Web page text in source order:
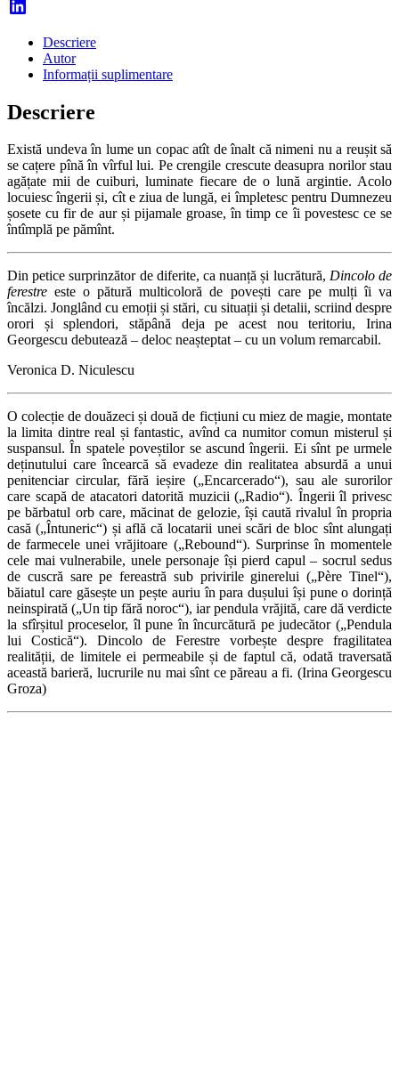
Descriere
Autor
Informații suplimentare
Descriere
Există undeva în lume un copac atît de înalt că nimeni nu a reușit să
se cațere pînă în vîrful lui. Pe crengile crescute deasupra norilor stau
agățate mii de cuiburi, luminate fiecare de o lună argintie. Acolo
locuiesc îngerii și, cît e ziua de lungă, ei împletesc pentru Dumnezeu
șosete cu fir de aur și pijamale groase, în timp ce îi povestesc ce se
întîmplă pe pămînt.
Din petice surprinzător de diferite, ca nuanță și lucrătură, Dincolo de
ferestre este o pătură multicoloră de povești care pe mulți îi va
încălzi. Jonglând cu emoții și stări, cu situații și detalii, scriind despre
orori și splendori, stăpână deja pe acest nou teritoriu, Irina
Georgescu debutează – deloc neașteptat – cu un volum remarcabil.
Veronica D. Niculescu
O colecție de douăzeci și două de ficțiuni cu miez de magie, montate
la limita dintre real și fantastic, avînd ca numitor comun misterul și
suspansul. În spatele poveștilor se ascund îngerii. Ei sînt pe urmele
deținutului care încearcă să evadeze din realitatea absurdă a unui
penitenciar circular, fără ieșire („Encarcerado“), sau ale surorilor
care scapă de atacatori datorită muzicii („Radio“). Îngerii îl privesc
pe bărbatul orb care, măcinat de gelozie, își caută rivalul în propria
casă („Întuneric“) și află că locatarii unei scări de bloc sînt alungați
de farmecele unei vrăjitoare („Rebound“). Surprinse în momentele
cele mai vulnerabile, unele personaje își pierd capul – socrul sedus
de cuscră sare pe fereastră sub privirile ginerelui („Père Tinel“),
băiatul care găsește un pește auriu în para dușului își pune o dorință
neinspirată („Un tip fără noroc“), iar pendula vrăjită, care dă verdicte
la sfîrșitul proceselor, îl pune în încurcătură pe judecător („Pendula
lui Costică“). Dincolo de Ferestre vorbește despre fragilitatea
realității, de limitele ei permeabile și de faptul că, odată traversată
această barieră, lucrurile nu mai sînt ce păreau a fi. (Irina Georgescu
Groza)